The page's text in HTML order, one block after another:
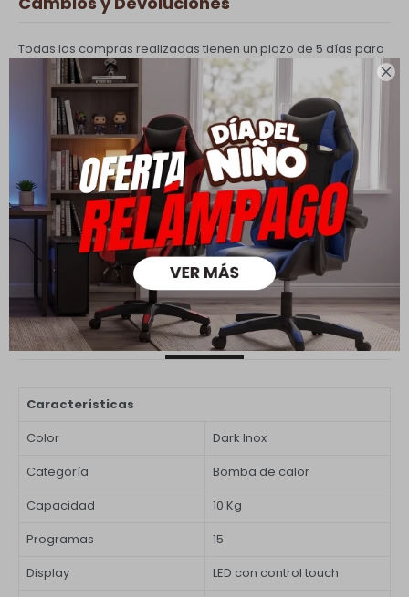

Todas las compras realizadas tienen un plazo de 5 días para
su cambio.
Ver mas
Medios de pago
Descripción
Características
Color
Dark Inox
Categoría
Bomba de calor
Capacidad
10 Kg
Programas
15
Display
LED con control touch